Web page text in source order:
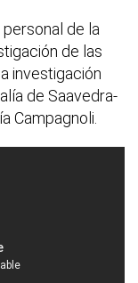
de la
de las
investigación
de Saavedra-
Campagnoli.